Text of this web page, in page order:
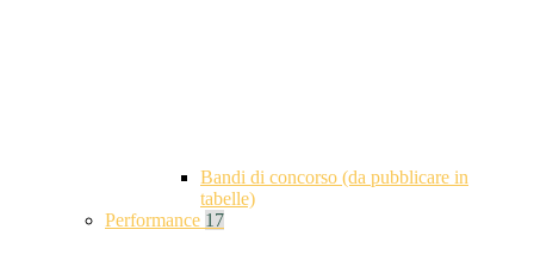
Bandi di concorso (da pubblicare in
tabelle)
Performance 17